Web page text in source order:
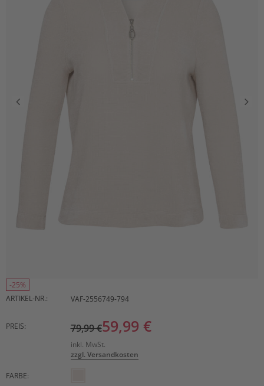
-25%
ARTIKEL-NR.:
VAF-2556749-794
PREIS: 79,99 €59,99 €
inkl. MwSt.
zzgl. Versandkosten
FARBE: